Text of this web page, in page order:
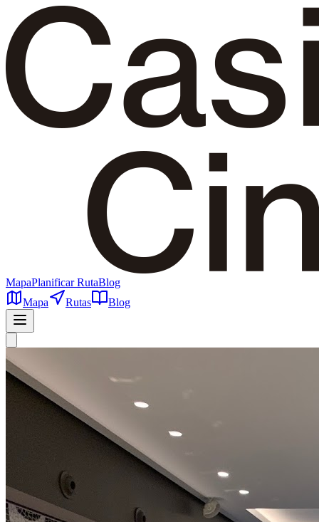
MapaPlanificar RutaBlog
Mapa
Rutas Blog